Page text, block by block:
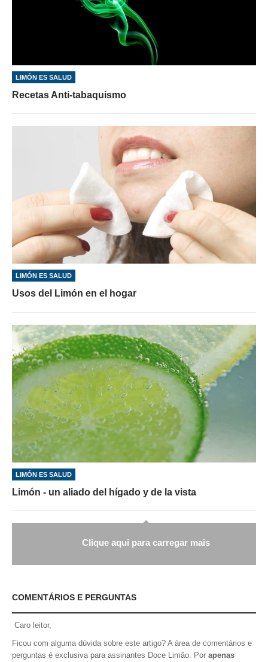
LIMÓN ES SALUD
Recetas Anti-tabaquismo
LIMÓN ES SALUD
Usos del Limón en el hogar
LIMÓN ES SALUD
Limón - un aliado del hígado y de la vista
Clique aqui para carregar mais
COMENTÁRIOS E PERGUNTAS
Caro leitor,
Ficou com alguma dúvida sobre este artigo? A área de comentários e
perguntas é exclusiva para assinantes Doce Limão. Por apenas